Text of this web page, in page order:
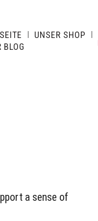
UNSER SHOP
BLOG
a sense of